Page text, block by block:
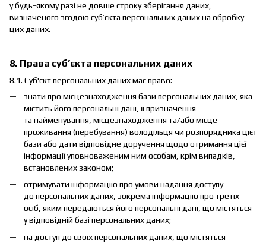
у будь-якому разі не довше строку зберігання даних,
визначеного згодою суб’єкта персональних даних на обробку
цих даних.
8. Права суб’єкта персональних даних
8.1. Суб'єкт персональних даних має право:
знати про місцезнаходження бази персональних даних, яка
містить його персональні дані, її призначення
та найменування, місцезнаходження та/або місце
проживання (перебування) володільця чи розпорядника цієї
бази або дати відповідне доручення щодо отримання цієї
інформації уповноваженим ним особам, крім випадків,
встановлених законом;
отримувати інформацію про умови надання доступу
до персональних даних, зокрема інформацію про третіх
осіб, яким передаються його персональні дані, що містяться
у відповідній базі персональних даних;
на доступ до своїх персональних даних, що містяться